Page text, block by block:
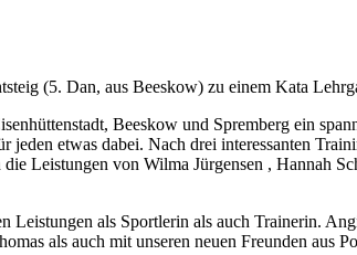
(5. Dan, aus Beeskow) zu einem Kata
Beeskow und Spremberg ein
etwas dabei. Nach drei interessanten
Leistungen von Wilma Jürgensen , Hannah
als Sportlerin als auch Trainerin.
als auch mit unseren neuen Freunden aus